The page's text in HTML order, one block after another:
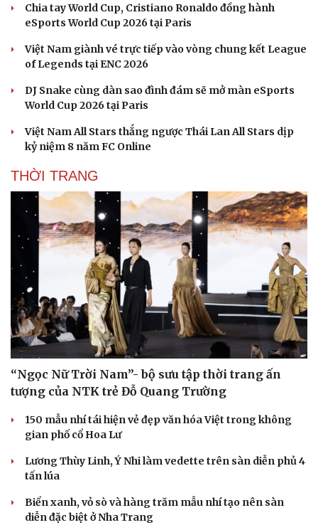
Âm nhạc
Di sản
Sao Việt
Chia tay World Cup, Cristiano Ronaldo đồng hành
eSports World Cup 2026 tại Paris
Việt Nam giành vé trực tiếp vào vòng chung kết League
of Legends tại ENC 2026
DJ Snake cùng dàn sao đình đám sẽ mở màn eSports
World Cup 2026 tại Paris
Việt Nam All Stars thắng ngược Thái Lan All Stars dịp
kỷ niệm 8 năm FC Online
THỜI TRANG
“Ngọc Nữ Trời Nam”- bộ sưu tập thời trang ấn
tượng của NTK trẻ Đỗ Quang Trường
150 mẫu nhí tái hiện vẻ đẹp văn hóa Việt trong không
gian phố cổ Hoa Lư
Lương Thùy Linh, Ý Nhi làm vedette trên sàn diễn phủ 4
tấn lúa
Biển xanh, vỏ sò và hàng trăm mẫu nhí tạo nên sàn
diễn đặc biệt ở Nha Trang